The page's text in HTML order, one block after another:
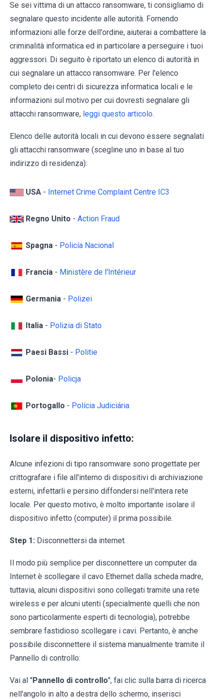
Se sei vittima di un attacco ransomware, ti consigliamo di
segnalare questo incidente alle autorità. Fornendo
informazioni alle forze dell'ordine, aiuterai a combattere la
criminalità informatica ed in particolare a perseguire i tuoi
aggressori. Di seguito è riportato un elenco di autorità in
cui segnalare un attacco ransomware. Per l'elenco
completo dei centri di sicurezza informatica locali e le
informazioni sul motivo per cui dovresti segnalare gli
attacchi ransomware, leggi questo articolo.
Elenco delle autorità locali in cui devono essere segnalati
gli attacchi ransomware (scegline uno in base al tuo
indirizzo di residenza):
USA - Internet Crime Complaint Centre IC3
Regno Unito - Action Fraud
Spagna - Policía Nacional
Francia - Ministère de l'Intérieur
Germania - Polizei
Italia - Polizia di Stato
Paesi Bassi - Politie
Polonia- Policja
Portogallo - Polícia Judiciária
Isolare il dispositivo infetto:
Alcune infezioni di tipo ransomware sono progettate per
crittografare i file all'interno di dispositivi di archiviazione
esterni, infettarli e persino diffondersi nell'intera rete
locale. Per questo motivo, è molto importante isolare il
dispositivo infetto (computer) il prima possibile.
Step 1: Disconnettersi da internet.
Il modo più semplice per disconnettere un computer da
Internet è scollegare il cavo Ethernet dalla scheda madre,
tuttavia, alcuni dispositivi sono collegati tramite una rete
wireless e per alcuni utenti (specialmente quelli che non
sono particolarmente esperti di tecnologia), potrebbe
sembrare fastidioso scollegare i cavi. Pertanto, è anche
possibile disconnettere il sistema manualmente tramite il
Pannello di controllo:
Vai al "Pannello di controllo", fai clic sulla barra di ricerca
nell'angolo in alto a destra dello schermo, inserisci